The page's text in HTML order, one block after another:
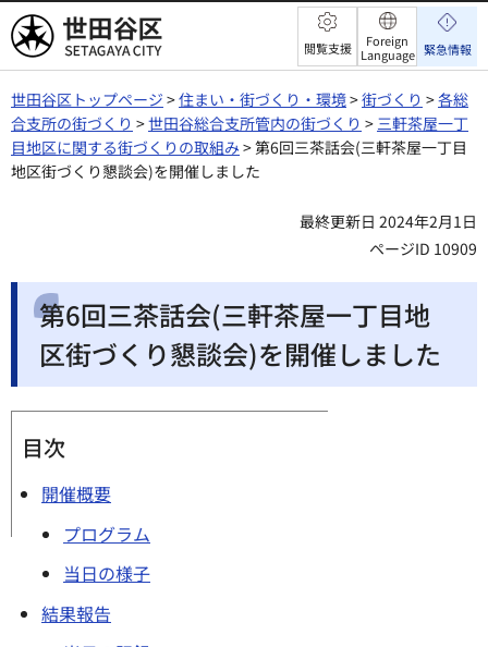
世田谷区 閲覧支援
Foreign
Language 緊急情報
世田谷区トップページ >住まい・街づくり・環境>街づくり >各総
合支所の街づくり >世田谷総合支所管内の街づくり > 三軒茶屋一丁
目地区に関する街づくりの取組み > 第6回三茶話会(三軒茶屋一丁目
地区街づくり懇談会)を開催しました
最終更新日 2024年2月1日
ページID 10909
第6回三茶話会(三軒茶屋一丁目地
区街づくり懇談会)を開催しました
目次
開催概要
プログラム
当日の様子
結果報告